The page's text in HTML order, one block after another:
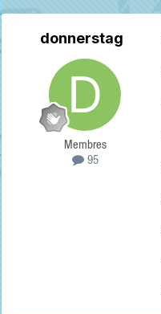
donnerstag
Membres
95